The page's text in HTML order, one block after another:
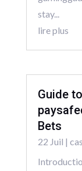
stay...
lire plus
Guide
Bets
22 Juil |